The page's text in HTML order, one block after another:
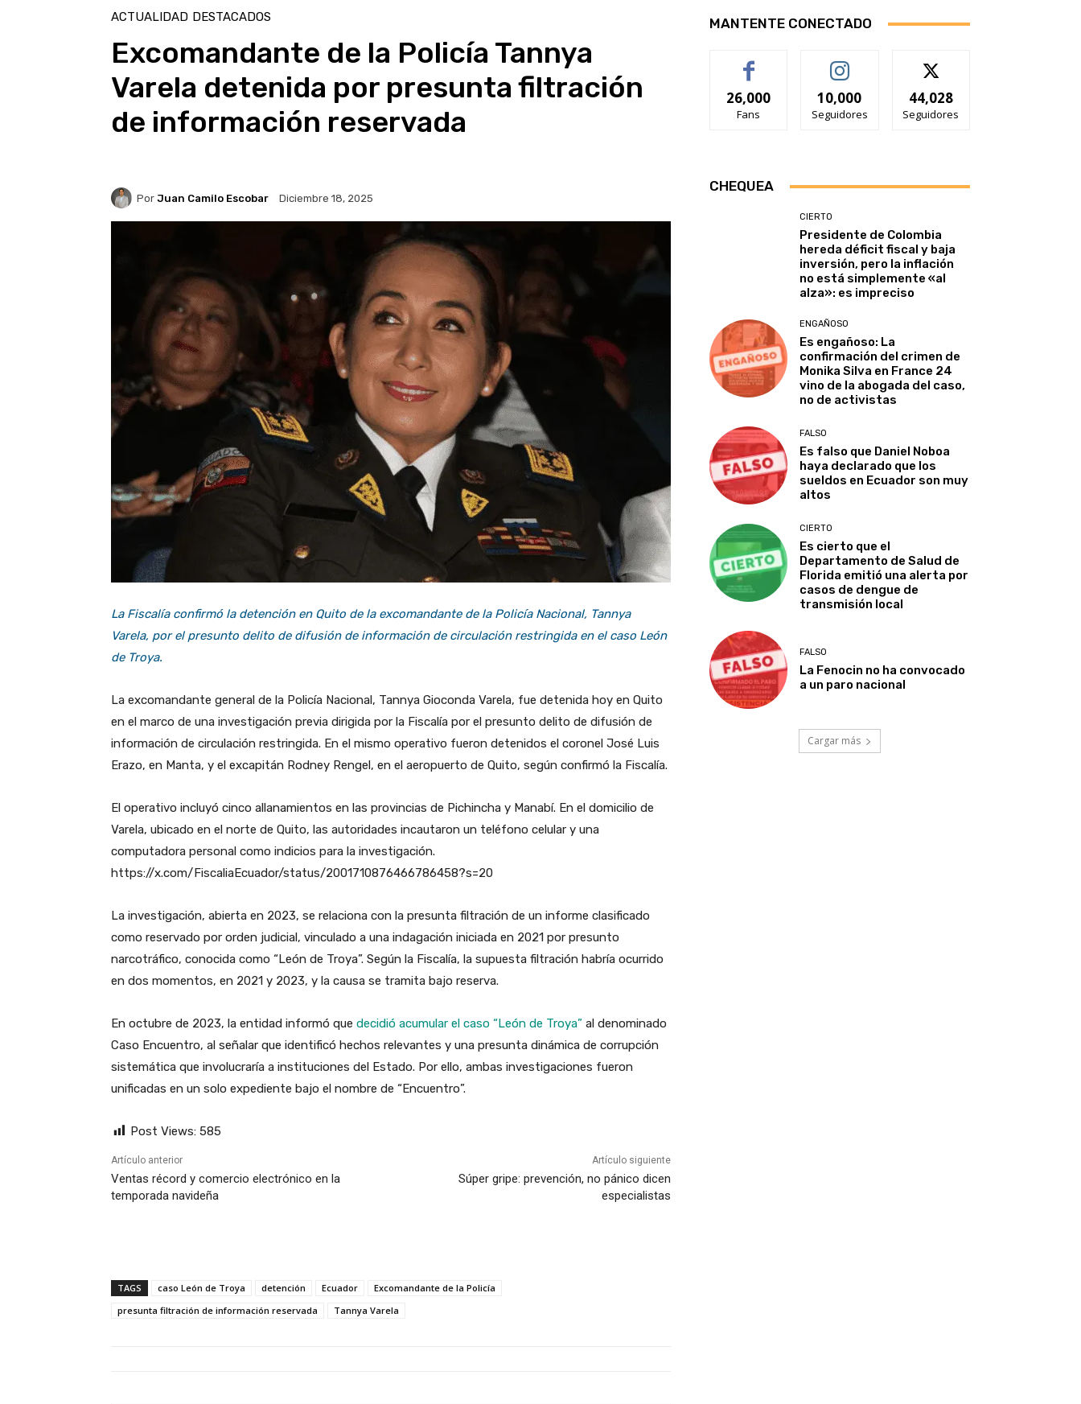
ACTUALIDAD DESTACADOS
Excomandante de la Policía Tannya
Varela detenida por presunta filtración
de información reservada
Por Juan Camilo Escobar Diciembre 18, 2025
La Fiscalía confirmó la detención en Quito de la excomandante de la Policía Nacional, Tannya
Varela, por el presunto delito de difusión de información de circulación restringida en el caso León
de Troya.
La excomandante general de la Policía Nacional, Tannya Gioconda Varela, fue detenida hoy en Quito
en el marco de una investigación previa dirigida por la Fiscalía por el presunto delito de difusión de
información de circulación restringida. En el mismo operativo fueron detenidos el coronel José Luis
Erazo, en Manta, y el excapitán Rodney Rengel, en el aeropuerto de Quito, según confirmó la Fiscalía.
El operativo incluyó cinco allanamientos en las provincias de Pichincha y Manabí. En el domicilio de
Varela, ubicado en el norte de Quito, las autoridades incautaron un teléfono celular y una
computadora personal como indicios para la investigación.
https://x.com/FiscaliaEcuador/status/2001710876466786458?s=20
La investigación, abierta en 2023, se relaciona con la presunta filtración de un informe clasificado
como reservado por orden judicial, vinculado a una indagación iniciada en 2021 por presunto
narcotráfico, conocida como “León de Troya”. Según la Fiscalía, la supuesta filtración habría ocurrido
en dos momentos, en 2021 y 2023, y la causa se tramita bajo reserva.
En octubre de 2023, la entidad informó que decidió acumular el caso “León de Troya” al denominado
Caso Encuentro, al señalar que identificó hechos relevantes y una presunta dinámica de corrupción
sistemática que involucraría a instituciones del Estado. Por ello, ambas investigaciones fueron
unificadas en un solo expediente bajo el nombre de “Encuentro”.
Post Views: 585
Artículo anterior
Ventas récord y comercio electrónico en la
temporada navideña
Artículo siguiente
Súper gripe: prevención, no pánico dicen
especialistas
TAGS caso León de Troya detención Ecuador
Excomandante de la Policía
presunta filtración de información reservada
Tannya Varela
MANTENTE CONECTADO
26,000
Fans
10,000
Seguidores
44,028
Seguidores
CHEQUEA
CIERTO
Presidente de Colombia
hereda déficit fiscal y baja
inversión, pero la inflación
no está simplemente «al
alza»: es impreciso
ENGAÑOSO
Es engañoso: La
confirmación del crimen de
Monika Silva en France 24
vino de la abogada del caso,
no de activistas
FALSO
Es falso que Daniel Noboa
haya declarado que los
sueldos en Ecuador son muy
altos
CIERTO
Es cierto que el
Departamento de Salud de
Florida emitió una alerta por
casos de dengue de
transmisión local
FALSO
La Fenocin no ha convocado
a un paro nacional
Cargar más